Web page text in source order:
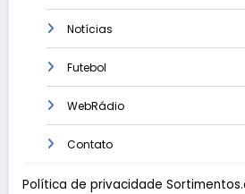
Notícias
Futebol
WebRádio
Contato
Política de privacidade